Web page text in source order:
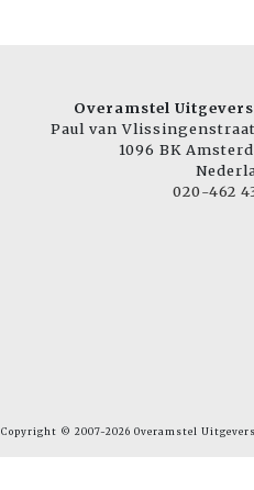
Overamstel
Paul van
1096 BK
020-462
Copyright © 2007-2026 Overamstel